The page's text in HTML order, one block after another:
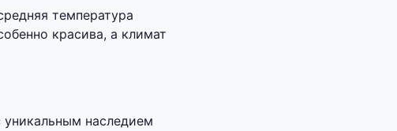
температура
красива, а климат
уникальным наследием